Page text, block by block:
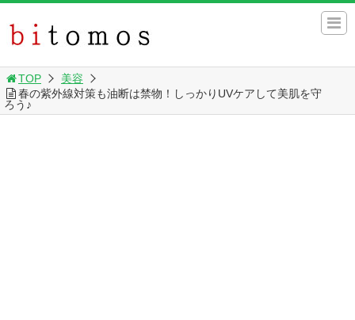
TOP
美容
春の紫外線対策も油断は禁物！しっかりUVケアして美肌を守
ろう♪